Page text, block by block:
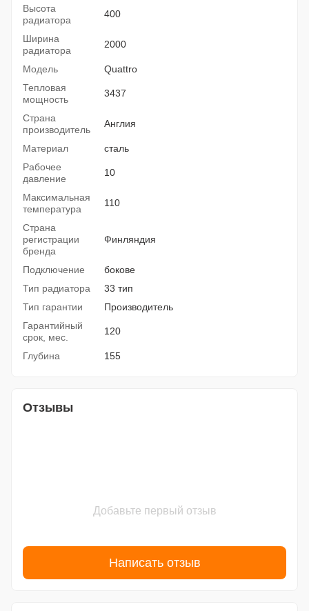
Высота
радиатора
400
Ширина
радиатора
2000
Модель
Quattro
Тепловая
мощность
3437
Страна
производитель
Англия
Материал
сталь
Рабочее
давление
10
Максимальная
температура
110
Страна
регистрации
бренда
Финляндия
Подключение
бокове
Тип радиатора
33 тип
Тип гарантии
Производитель
Гарантийный
срок, мес.
120
Глубина 155
Отзывы
Добавьте первый отзыв
Написать отзыв